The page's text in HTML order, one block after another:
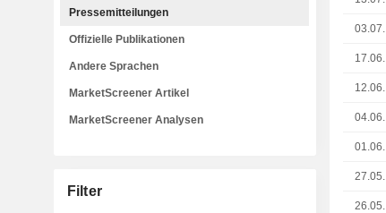
03.07.
17.06.
12.06.
04.06.
01.06.
27.05.
26.05.
Pressemitteilungen
Offizielle Publikationen
Andere Sprachen
MarketScreener Artikel
MarketScreener Analysen
Filter